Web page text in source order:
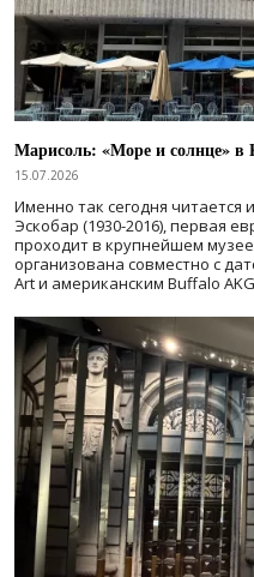
Марисоль: «Море и солнце» в
15.07.2026
Именно так сегодня
Эскобар (1930-2016), первая
проходит в крупнейшем
организована совместно с
Art и американским Buffalo